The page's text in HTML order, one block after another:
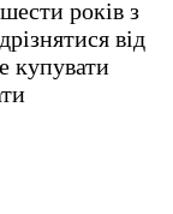
років з
від
купувати